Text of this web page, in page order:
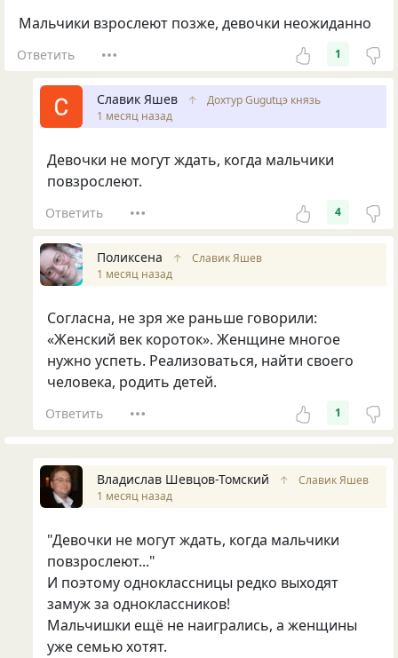
Мальчики взрослеют позже, девочки неожиданно
Ответить 1
Славик Яшев ↑
Дохтур Gugutцэ князь
1 месяц назад
Девочки не могут ждать, когда мальчики
повзрослеют.
Ответить 4
Поликсена ↑
Славик Яшев
1 месяц назад
Согласна, не зря же раньше говорили:
«Женский век короток». Женщине многое
нужно успеть. Реализоваться, найти своего
человека, родить детей.
Ответить 1
Владислав Шевцов-Томский ↑
Славик Яшев
1 месяц назад
"Девочки не могут ждать, когда мальчики
повзрослеют..."
И поэтому одноклассницы редко выходят
замуж за одноклассников!
Мальчишки ещё не наигрались, а женщины
уже семью хотят.